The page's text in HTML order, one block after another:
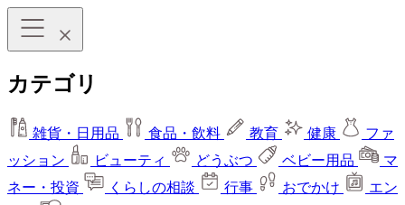
カテゴリ
雑貨・日用品 食品・飲料 教育 健康
ファ
ッション
ビューティ どうぶつ ベビー用品
マ
ネー・投資
くらしの相談 行事 おでかけ
エン